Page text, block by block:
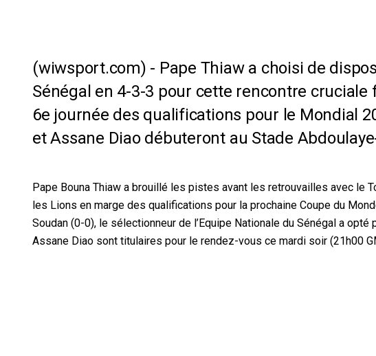
Pape Thiaw a choisi de
Sénégal en 4-3-3 pour cette rencontre
6e journée des qualifications pour le Mondial
et Assane Diao débuteront au Stade
Pape Bouna Thiaw a brouillé les pistes avant les retrouvailles avec le
les Lions en marge des qualifications pour la prochaine Coupe du
Soudan (0-0), le sélectionneur de l’Equipe Nationale du Sénégal a
Assane Diao sont titulaires pour le rendez-vous ce mardi soir (21h00